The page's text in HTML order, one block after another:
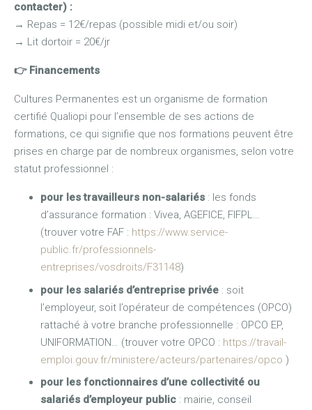
contacter) :
→ Repas = 12€/repas (possible midi et/ou soir)
→ Lit dortoir = 20€/jr
👉 Financements
Cultures Permanentes est un organisme de formation
certifié Qualiopi pour l’ensemble de ses actions de
formations, ce qui signifie que nos formations peuvent être
prises en charge par de nombreux organismes, selon votre
statut professionnel :
pour les travailleurs non-salariés: les fonds
d’assurance formation : Vivea, AGEFICE, FIFPL…
(trouver votre FAF : https://www.service-
public.fr/professionnels-
entreprises/vosdroits/F31148)
pour les salariés d’entreprise privée : soit
l’employeur, soit l’opérateur de compétences (OPCO)
rattaché à votre branche professionnelle : OPCO EP,
UNIFORMATION… (trouver votre OPCO : https://travail-
emploi.gouv.fr/ministere/acteurs/partenaires/opco )
pour les fonctionnaires d’une collectivité ou
salariés d’employeur public: mairie, conseil